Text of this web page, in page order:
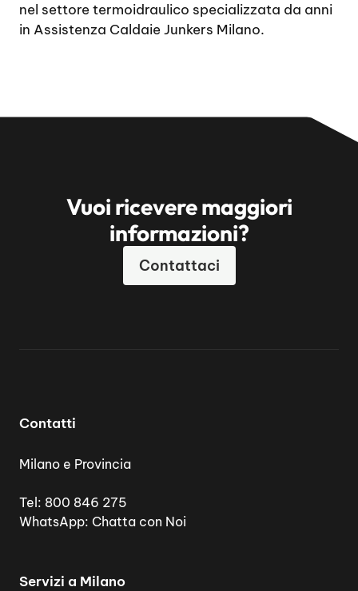
nel settore termoidraulico specializzata da anni
in Assistenza Caldaie Junkers Milano.
Vuoi ricevere maggiori
informazioni?
Contattaci
Contatti
Milano e Provincia
Tel: 800 846 275
WhatsApp: Chatta con Noi
Servizi a Milano